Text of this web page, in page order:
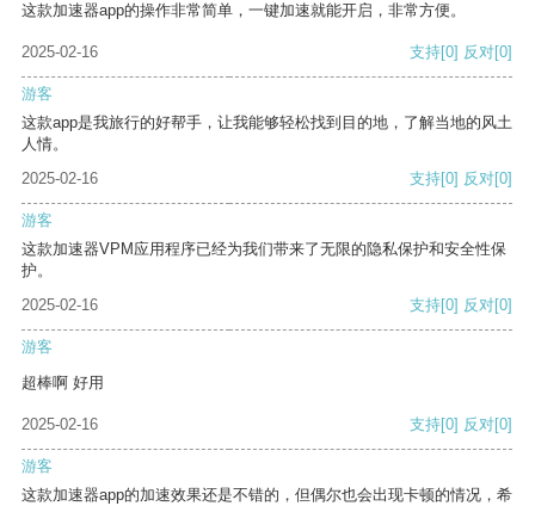
这款加速器app的操作非常简单，一键加速就能开启，非常方便。
2025-02-16 支持[0] 反对[0]
游客
这款app是我旅行的好帮手，让我能够轻松找到目的地，了解当地的风土
人情。
2025-02-16
支持[0] 反对[0]
游客
这款加速器VPM应用程序已经为我们带来了无限的隐私保护和安全性保
护。
2025-02-16
支持[0] 反对[0]
游客
超棒啊 好用
2025-02-16 支持[0] 反对[0]
游客
这款加速器app的加速效果还是不错的，但偶尔也会出现卡顿的情况，希